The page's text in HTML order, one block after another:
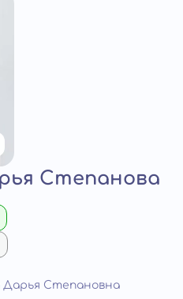
Степанова
Дарья Степановна